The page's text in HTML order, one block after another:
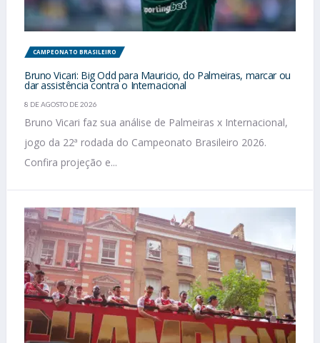
CAMPEONATO BRASILEIRO
Bruno Vicari: Big Odd para Mauricio, do Palmeiras, marcar ou
dar assistência contra o Internacional
8 DE AGOSTO DE 2026
Bruno Vicari faz sua análise de Palmeiras x Internacional,
jogo da 22ª rodada do Campeonato Brasileiro 2026.
Confira projeção e...